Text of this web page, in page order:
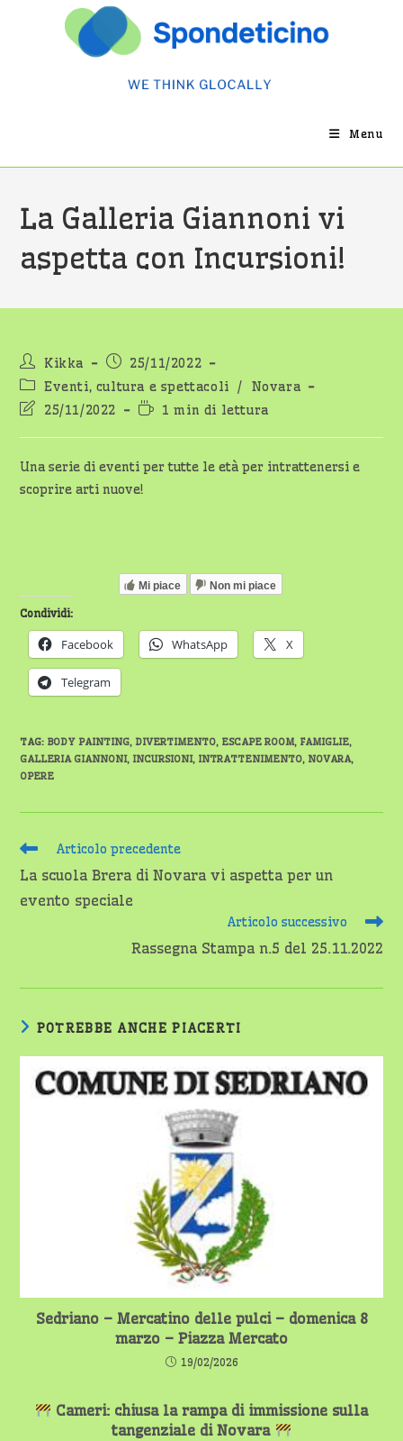
Menu
La Galleria Giannoni vi
aspetta con Incursioni!
Autore
dell'articolo:
Kikka
Articolo
pubblicato:
25/11/2022
Categoria
dell'articolo:
Eventi, cultura e spettacoli /
Novara
Ultima
dell'articolo:
25/11/2022
Tempo
lettura:
1 min di lettura
Una serie di eventi per tutte le età per intrattenersi e
scoprire arti nuove!
Mi piace Non mi piace
Condividi:
Facebook WhatsApp X
Telegram
TAG: BODY PAINTING, DIVERTIMENTO, ESCAPE ROOM, FAMIGLIE,
GALLERIA GIANNONI, INCURSIONI, INTRATTENIMENTO, NOVARA,
OPERE
Leggi
articoli
Articolo precedente
La scuola Brera di Novara vi aspetta per un
evento speciale
Articolo successivo
Rassegna Stampa n.5 del 25.11.2022
POTREBBE ANCHE PIACERTI
Sedriano – Mercatino delle pulci – domenica 8
marzo – Piazza Mercato
19/02/2026
Cameri: chiusa la rampa di immissione sulla
tangenziale di Novara